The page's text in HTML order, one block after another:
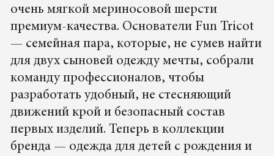
очень мягкой мериносовой шерсти
премиум-качества. Основатели Fun Tricot
— семейная пара, которые, не сумев найти
для двух сыновей одежду мечты, собрали
команду профессионалов, чтобы
разработать удобный, не стесняющий
движений крой и безопасный состав
первых изделий. Теперь в коллекции
бренда — одежда для детей с рождения и